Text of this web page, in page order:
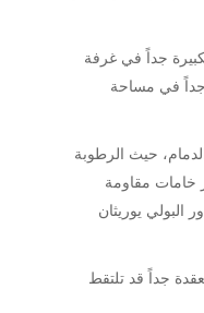
جداً في غرفة
جداً في مساحة
حيث الرطوبة
خامات مقاومة
البولي يوريثان
جداً قد تلتقط